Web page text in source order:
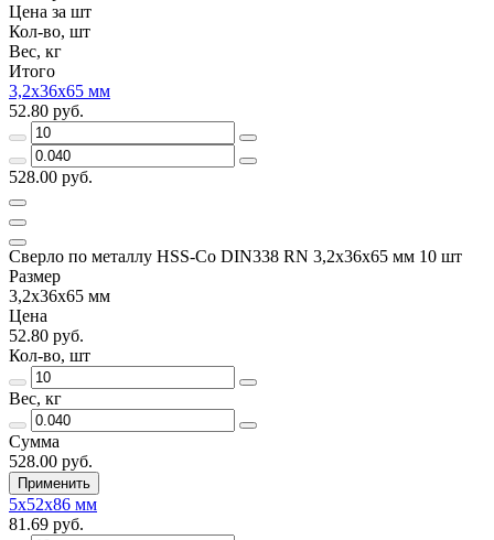
Цена за шт
Кол-во, шт
Вес, кг
Итого
3,2х36х65 мм
52.80 руб.
528.00 руб.
Сверло по металлу HSS-Co DIN338 RN 3,2х36х65 мм 10 шт
Размер
3,2х36х65 мм
Цена
52.80 руб.
Кол-во, шт
Вес, кг
Сумма
528.00 руб.
Применить
5х52х86 мм
81.69 руб.